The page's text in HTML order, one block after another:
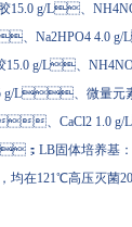
g/L、
、Na2HPO4 4.0
：瓜尔胶15.0 g/
、微量元素
、CaCl2 1.0 g/
；LB固体培养基
均在121℃高压灭菌